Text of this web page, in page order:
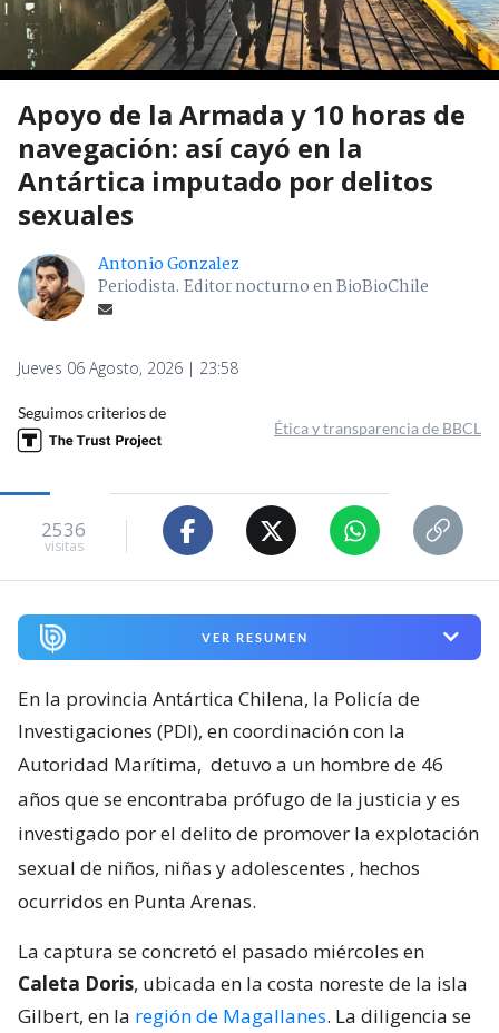
Apoyo de la Armada y 10 horas de
navegación: así cayó en la
Antártica imputado por delitos
sexuales
Antonio Gonzalez
Periodista. Editor nocturno en BioBioChile
Jueves 06 Agosto, 2026 | 23:58
Seguimos criterios de
Ética y transparencia de BBCL
2536
visitas
VER RESUMEN
En la provincia Antártica Chilena, la Policía de
Investigaciones (PDI), en coordinación con la
Autoridad Marítima, detuvo a un hombre de 46
años que se encontraba prófugo de la justicia y es
investigado por el delito de promover la explotación
sexual de niños, niñas y adolescentes , hechos
ocurridos en Punta Arenas.
La captura se concretó el pasado miércoles en
Caleta Doris, ubicada en la costa noreste de la isla
Gilbert, en la región de Magallanes. La diligencia se